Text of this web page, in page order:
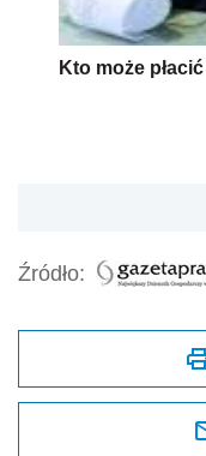
Kto może
Źródło: